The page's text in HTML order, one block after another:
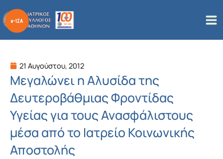
στο
περιεχόμενο
21 Αυγούστου, 2012
Μεγαλώνει η Αλυσίδα της
Δευτεροβάθμιας Φροντίδας
Υγείας για τους Ανασφάλιστους
μέσα από το Ιατρείο Κοινωνικής
Αποστολής